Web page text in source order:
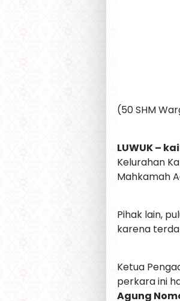
(50 SHM
LUWUK –
Kelurahan
Mahkamah
Pihak lain,
karena
Ketua
perkara ini
Agung